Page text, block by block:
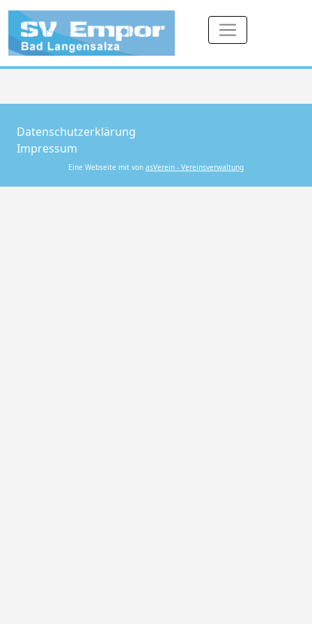
Datenschutzerklärung
Impressum
Eine Webseite mit von asVerein - Vereinsverwaltung